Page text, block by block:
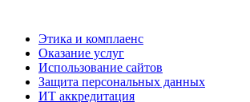
Этика и комплаенс
Оказание услуг
Использование сайтов
Защита персональных данных
ИТ аккредитация